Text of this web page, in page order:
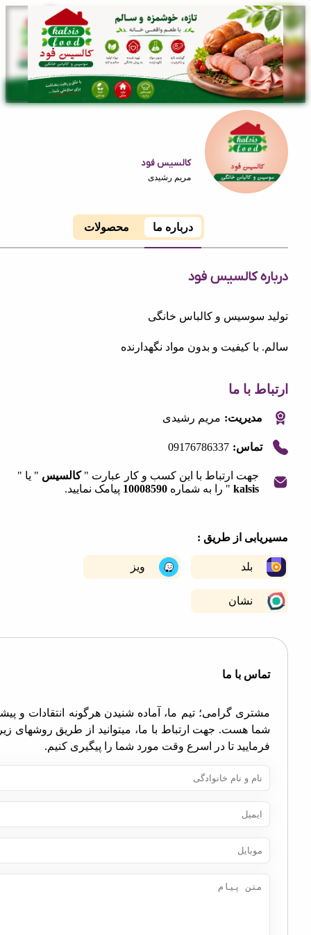
کالسیس فود
مریم رشیدی
محصولات
کالسیس فود
سوسیس و کالباس خانگی
کیفیت و بدون مواد نگهدارنده
با ما
مدیریت: مریم رشیدی
تماس: 09176786337
جهت ارتباط با این کسب و کار عبارت "کالسیس " یا "
kalsis" را به شماره 10008590 پیامک نمایید.
از طریق :
ویز
نشان
با ما
گرامی؛ تیم ما، آماده شنیدن هرگونه انتقادات و پیشنهادات
هست. جهت ارتباط با ما، میتوانید از طریق روشهای زیر اقدام
تا در اسرع وقت مورد شما را پیگیری کنیم.